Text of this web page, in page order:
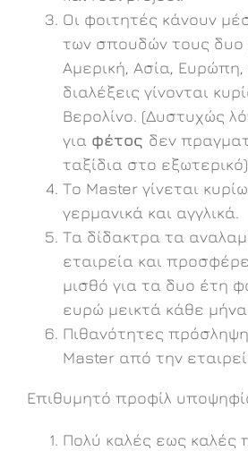
Οι φοιτητές κάνουν
των σπουδών τους
Αμερική, Ασία, Ευρώπη,
διαλέξεις γίνονται
Βερολίνο. (Δυστυχώς
για φέτος δεν
ταξίδια στο
Το Master γίνεται
γερμανικά και αγγλικά.
Tα δίδακτρα τα
εταιρεία και
μισθό για τα δυο έτη
ευρώ μεικτά κάθε
Πιθανότητες
Master από την
Επιθυμητό προφίλ
Πολύ καλές εως καλές